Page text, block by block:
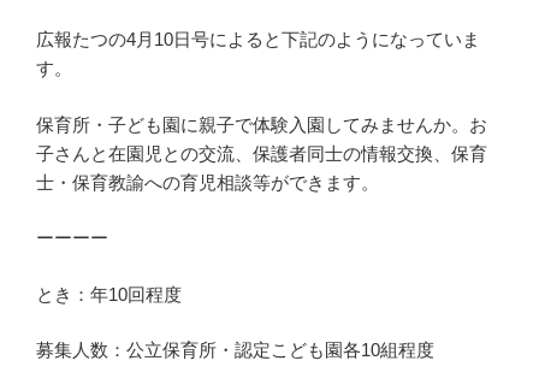
広報たつの4月10日号によると下記のようになっていま
す。
保育所・子ども園に親子で体験入園してみませんか。お
子さんと在園児との交流、保護者同士の情報交換、保育
士・保育教諭への育児相談等ができます。
ーーーー
とき：年10回程度
募集人数：公立保育所・認定こども園各10組程度